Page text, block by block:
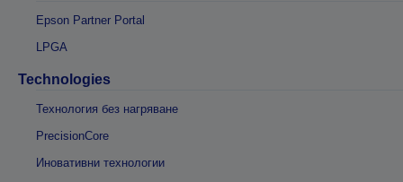
Epson Partner Portal
LPGA
Technologies
Технология без нагряване
PrecisionCore
Иновативни технологии